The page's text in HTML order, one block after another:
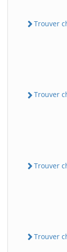
Trouver
Trouver
Trouver
Trouver